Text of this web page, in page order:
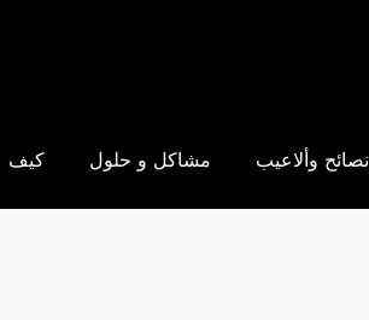
نصائح وألاعيب مشاكل و حلول كيف